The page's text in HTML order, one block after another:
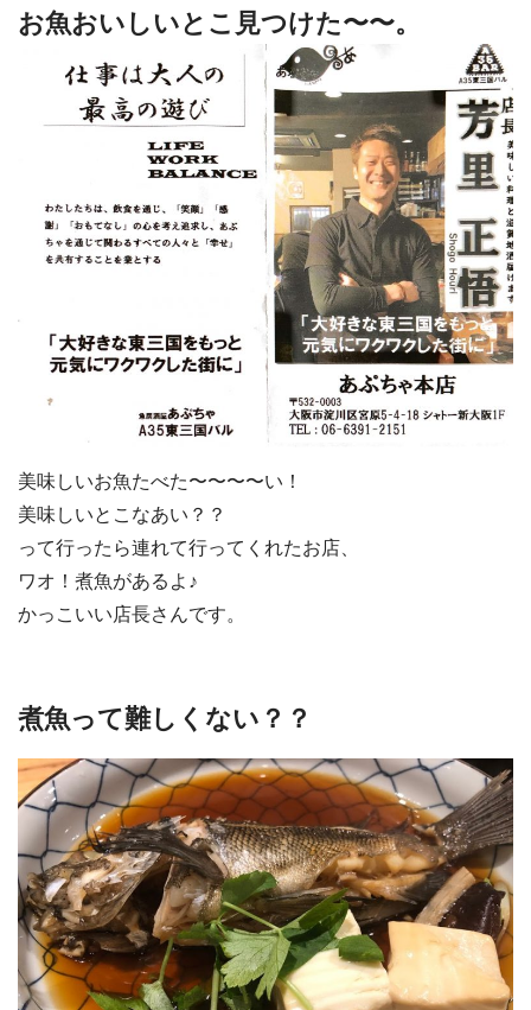
お魚おいしいとこ見つけた〜〜。
美味しいお魚たべた〜〜〜〜い！
美味しいとこなあい？？
って行ったら連れて行ってくれたお店、
ワオ！煮魚があるよ♪
かっこいい店長さんです。
煮魚って難しくない？？